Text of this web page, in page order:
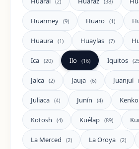
Huarmey (9) Huaro (1)
Huaura (1) Huaylas (7)
Ica (20) Ilo (16) Iquitos
Jalca (2) Jauja (6) Juanjuí
Juliaca (4) Junín (4) Kenko
Kotosh (4) Kuélap (89)
La Merced (2) La Oroya (2)